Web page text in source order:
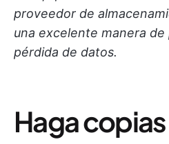
proveedor de
una excelente manera
pérdida de datos.
Haga